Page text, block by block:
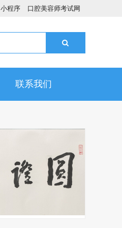
小程序 口腔美容师考试网
联系我们